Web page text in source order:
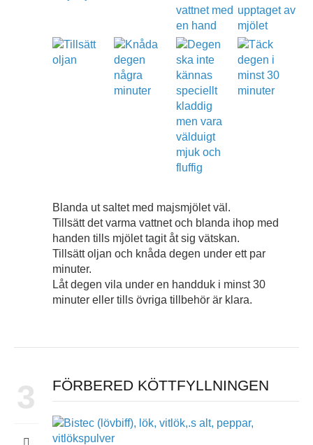
Blanda ut saltet med majsmjölet väl.
Tillsätt det varma vattnet och blanda ihop med
handen tills mjölet tagit åt sig vätskan.
Tillsätt oljan och knåda degen under ett par
minuter.
Låt degen vila under en handduk i minst 30
minuter eller tills övriga tillbehör är klara.
3 FÖRBERED KÖTTFYLLNINGEN